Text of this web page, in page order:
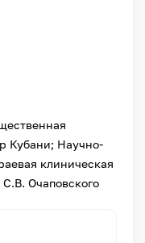
Кубани; Научно-
клиническая
Очаповского